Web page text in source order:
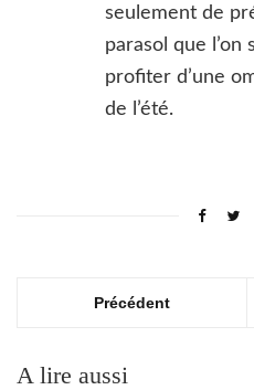
seulement de
parasol que l’on
profiter d’une
de l’été.
Précédent
A lire aussi